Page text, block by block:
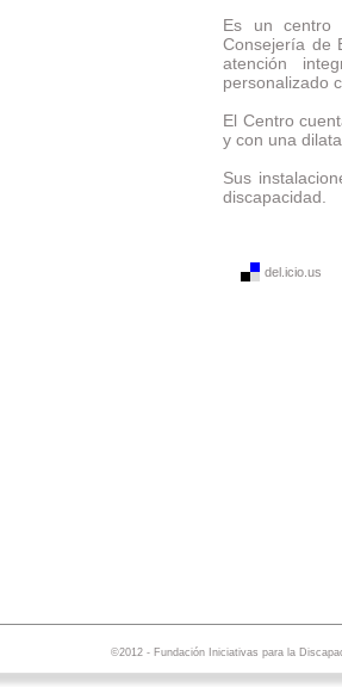
Es un centro
Consejería de
atención
personalizado
El Centro
y con una
Sus
discapacidad.
del.icio.us
©2012 - Fundación Iniciativas para la